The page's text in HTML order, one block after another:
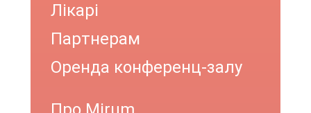
Лікарі
Партнерам
Оренда конференц-залу